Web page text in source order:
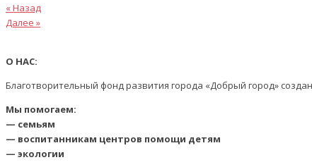
Навигация
по
записям
Предыдущая
статья
« Назад
Следующая
Далее »
О НАС:
Благотворительный фонд развития города «Добрый город»
Мы помогаем:
— семьям
— воспитанникам центров помощи детям
— экологии